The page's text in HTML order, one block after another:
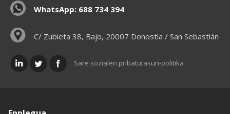
WhatsApp: 688 734 394
C/ Zubieta 38, Bajo, 20007 Donostia / San Sebastián
Sare sozialen pribatutasun-politika